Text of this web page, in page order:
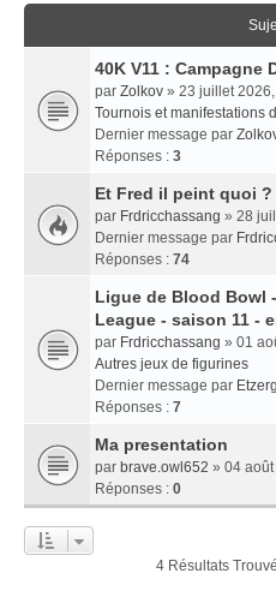
40K V11 : Campagne
par Zolkov » 23 juillet
Tournois et manifestations
Dernier message par
Réponses : 3
Et Fred il peint quoi ?
par Frdricchassang » 28
Dernier message par
Réponses : 74
Ligue de Blood Bowl
League - saison 11 -
par Frdricchassang » 01
Autres jeux de figurines
Dernier message par
Réponses : 7
Ma presentation
par brave.owl652 » 04
Réponses : 0
4 Résultats